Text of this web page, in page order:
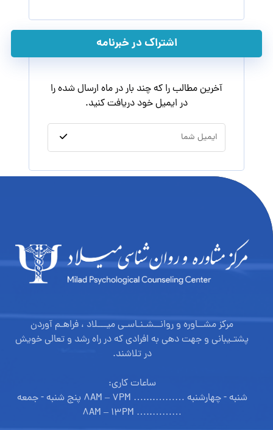
اشتراک در خبرنامه
آخرین مطالب را که چند بار در ماه ارسال شده را
در ایمیل خود دریافت کنید.
مرکز مشــاوره و روانــشـنـاسـی میـــلاد ، فراهـم آوردن
پشتـیبانی و جهت دهی به افرادی که در راه رشد و تعالی خویش
در تلاشند.
ساعات کاری:
شنبه - چهارشنبه ………....… ۸AM – ۷PM پنج شنبه - جمعه
………..… ۸AM – ۱۳PM